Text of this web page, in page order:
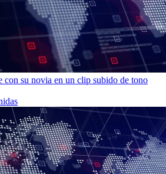
con su novia en un clip subido de tono